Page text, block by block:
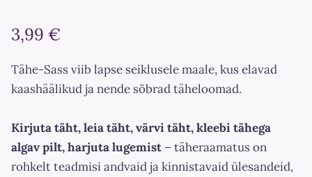
3,99 €
Tähe-Sass viib lapse seiklusele maale, kus elavad
kaashäälikud ja nende sõbrad täheloomad.
Kirjuta täht, leia täht, värvi täht, kleebi tähega
algav pilt, harjuta lugemist – täheraamatus on
rohkelt teadmisi andvaid ja kinnistavaid ülesandeid,